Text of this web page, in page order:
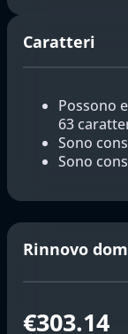
Caratteri
Possono
63
Sono
Sono
Rinnovo
€303.14